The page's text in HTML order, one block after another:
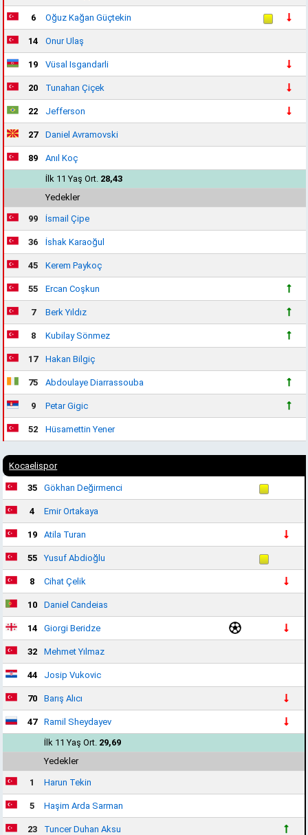
6 Oğuz Kağan Güçtekin
14 Onur Ulaş
19 Vüsal Isgandarli
20 Tunahan Çiçek
22 Jefferson
27 Daniel Avramovski
89
Anıl Koç
İlk 11 Yaş Ort. 28,43
Yedekler
99 İsmail Çipe
36 İshak Karaoğul
45 Kerem Paykoç
55 Ercan Coşkun
7 Berk Yıldız
8 Kubilay Sönmez
17 Hakan Bilgiç
75 Abdoulaye Diarrassouba
9 Petar Gigic
52 Hüsamettin Yener
Kocaelispor
35 Gökhan Değirmenci
4 Emir Ortakaya
19 Atila Turan
55 Yusuf Abdioğlu
8 Cihat Çelik
10 Daniel Candeias
14 Giorgi Beridze
32 Mehmet Yılmaz
44 Josip Vukovic
70 Barış Alıcı
47
Ramil Sheydayev
İlk 11 Yaş Ort. 29,69
Yedekler
1 Harun Tekin
5 Haşim Arda Sarman
23 Tuncer Duhan Aksu